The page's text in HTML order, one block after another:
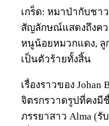
เกร็ด: หมาป่ากับชา
สัญลักษณ์แสดงถึงค
หนูน้อยหมวกแดง, ลู
เป็นตัวร้ายทั้งสิ้น
เรื่องราวของ Johan
จิตรกรวาดรูปที่คงมี
ภรรยาสาว Alma (รั